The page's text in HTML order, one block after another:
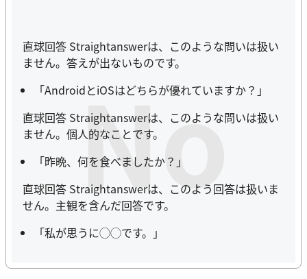
No
直球回答 Straightanswerは、このような問いは扱い
ません。答えが出ないものです。
「AndroidとiOSはどちらが優れていますか？」
直球回答 Straightanswerは、このような問いは扱い
ません。個人的なことです。
「昨晩、何を食べましたか？」
直球回答 Straightanswerは、このよう回答は扱いま
せん。主観を含んだ回答です。
「私が思うに◯◯です。」